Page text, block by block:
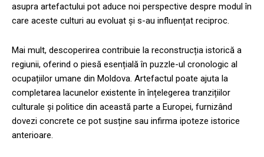
asupra artefactului pot aduce noi perspective despre modul în
care aceste culturi au evoluat și s-au influențat reciproc.
Mai mult, descoperirea contribuie la reconstrucția istorică a
regiunii, oferind o piesă esențială în puzzle-ul cronologic al
ocupațiilor umane din Moldova. Artefactul poate ajuta la
completarea lacunelor existente în înțelegerea tranzițiilor
culturale și politice din această parte a Europei, furnizând
dovezi concrete ce pot susține sau infirma ipoteze istorice
anterioare.